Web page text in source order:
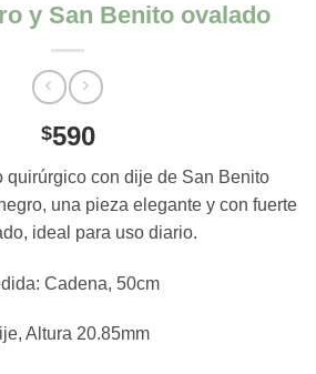
y San Benito ovalado
$590
quirúrgico con dije de San Benito
una pieza elegante y con fuerte
ideal para uso diario.
Cadena, 50cm
Altura 20.85mm